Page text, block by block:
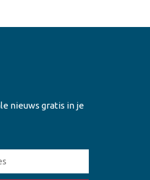
nieuws gratis in je